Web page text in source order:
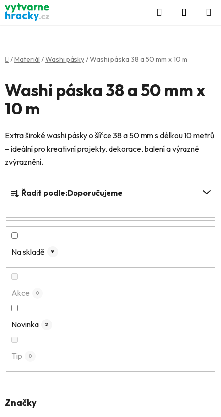
Přejít
na
obsah
Hledat
KOŠÍK
Domů
/Materiál /Washi pásky/Washi páska 38 a 50 mm x 10 m
Washi páska 38 a 50 mm x
10 m
Extra široké washi pásky o šířce 38 a 50 mm s délkou 10 metrů
– ideální pro kreativní projekty, dekorace, balení a výrazné
zvýraznění.
a
z
e
Řadit podle:Doporučujeme
Na skladě 9
Akce 0
Novinka 2
Tip 0
Značky